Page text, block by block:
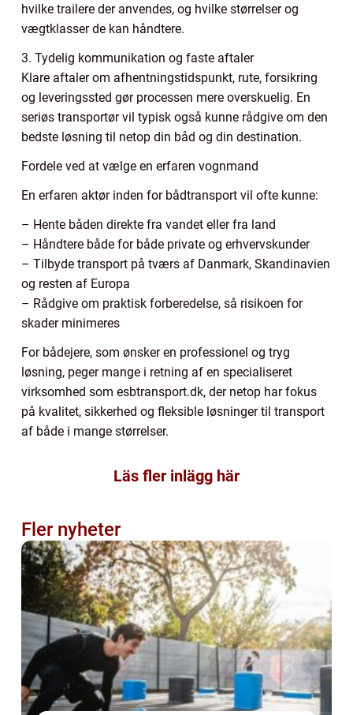
hvilke trailere der anvendes, og hvilke størrelser og
vægtklasser de kan håndtere.
3. Tydelig kommunikation og faste aftaler
Klare aftaler om afhentningstidspunkt, rute, forsikring
og leveringssted gør processen mere overskuelig. En
seriøs transportør vil typisk også kunne rådgive om den
bedste løsning til netop din båd og din destination.
Fordele ved at vælge en erfaren vognmand
En erfaren aktør inden for bådtransport vil ofte kunne:
– Hente båden direkte fra vandet eller fra land
– Håndtere både for både private og erhvervskunder
– Tilbyde transport på tværs af Danmark, Skandinavien
og resten af Europa
– Rådgive om praktisk forberedelse, så risikoen for
skader minimeres
For bådejere, som ønsker en professionel og tryg
løsning, peger mange i retning af en specialiseret
virksomhed som esbtransport.dk, der netop har fokus
på kvalitet, sikkerhed og fleksible løsninger til transport
af både i mange størrelser.
Läs fler inlägg här
Fler nyheter